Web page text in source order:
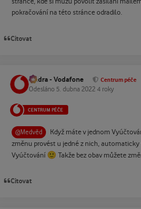
pokračování na této stránce odradilo.
Citovat
Ondra - Vodafone Centrum péče
Odesláno 5. dubna 2022 4 roky
CENTRUM PÉČE
@Medvěd
Když máte v jednom
změnu provést u jedné z nich,
Vyúčtování 🙂 Takže bez obav můžete
Citovat